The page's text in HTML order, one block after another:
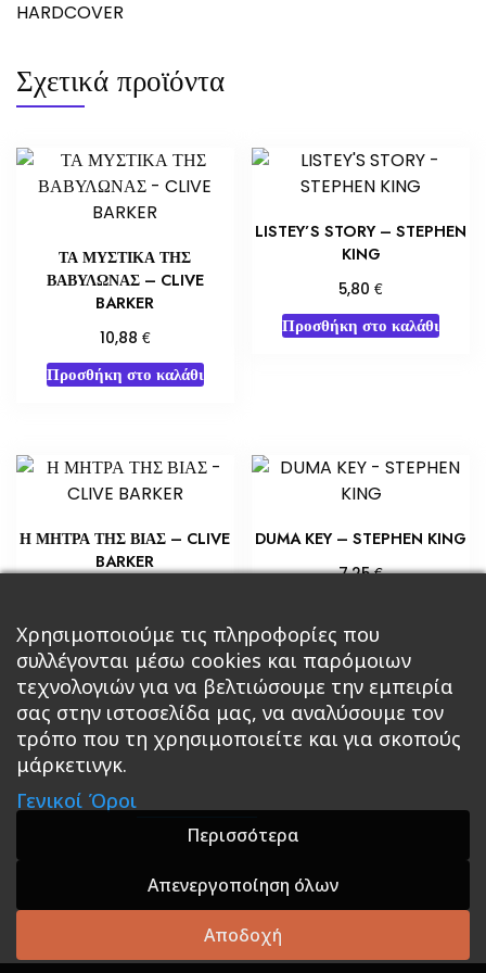
HARDCOVER
Σχετικά προϊόντα
ΤΑ ΜΥΣΤΙΚΑ ΤΗΣ
ΒΑΒΥΛΩΝΑΣ – CLIVE
BARKER
10,88 €
Προσθήκη στο καλάθι
LISTEY’S STORY – STEPHEN
KING
5,80€
Προσθήκη στο καλάθι
Η ΜΗΤΡΑ ΤΗΣ ΒΙΑΣ – CLIVE
BARKER
Προσθήκη στο καλάθι
DUMA KEY – STEPHEN KING
7,25€
Κεντρική Βιβλία
Roleplaying Games Ψυχαγωγία Εκδόσεις Βάρδος
Σε Προσφορά
A theme by GradientThemes - A theme by Gradient
Themes
Χρησιμοποιούμε τις πληροφορίες που
συλλέγονται μέσω cookies και παρόμοιων
τεχνολογιών για να βελτιώσουμε την εμπειρία
σας στην ιστοσελίδα μας, να αναλύσουμε τον
τρόπο που τη χρησιμοποιείτε και για σκοπούς
μάρκετινγκ.
Γενικοί Όροι
Περισσότερα
Απενεργοποίηση όλων
Αποδοχή